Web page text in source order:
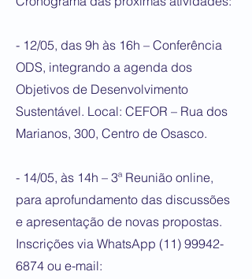
- 12/05, das 9h às 16h – Conferência
ODS, integrando a agenda dos
Objetivos de Desenvolvimento
Sustentável. Local: CEFOR – Rua dos
Marianos, 300, Centro de Osasco.
- 14/05, às 14h – 3ª Reunião online,
para aprofundamento das discussões
e apresentação de novas propostas.
Inscrições via WhatsApp (11) 99942-
6874 ou e-mail: